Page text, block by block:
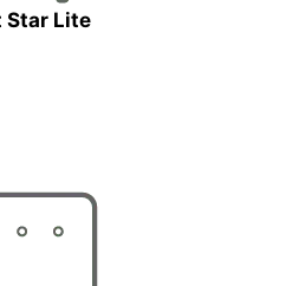
Star Lite